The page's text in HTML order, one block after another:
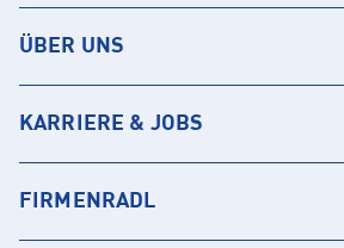
ÜBER UNS
KARRIERE & JOBS
FIRMENRADL